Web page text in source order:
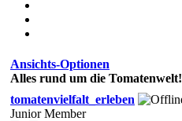
Ansichts-Optionen
Alles rund um die Tomatenwelt!
tomatenvielfalt_erleben
Junior Member